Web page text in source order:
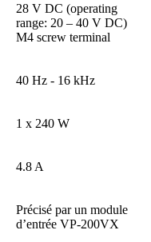
28 V DC (operating
range: 20 – 40 V DC)
M4 screw terminal
40 Hz - 16 kHz
1 x 240 W
4.8 A
Précisé par un module
d’entrée VP-200VX